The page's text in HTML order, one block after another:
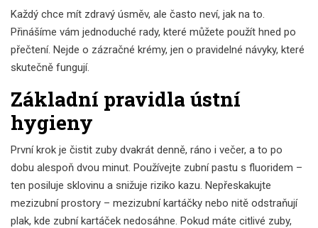
Každý chce mít zdravý úsměv, ale často neví, jak na to.
Přinášíme vám jednoduché rady, které můžete použít hned po
přečtení. Nejde o zázračné krémy, jen o pravidelné návyky, které
skutečně fungují.
Základní pravidla ústní
hygieny
První krok je čistit zuby dvakrát denně, ráno i večer, a to po
dobu alespoň dvou minut. Používejte zubní pastu s fluoridem –
ten posiluje sklovinu a snižuje riziko kazu. Nepřeskakujte
mezizubní prostory – mezizubní kartáčky nebo nitě odstraňují
plak, kde zubní kartáček nedosáhne. Pokud máte citlivé zuby,